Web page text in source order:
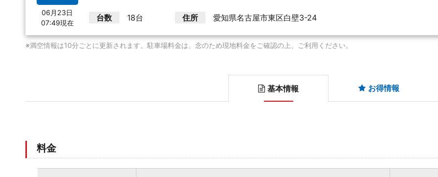
06月23日
07:49現在
台数 18台 住所 愛知県名古屋市東区白壁3-24
※満空情報は10分ごとに更新されます。駐車場料金は、念のため現地料金をご確認の上、ご利用ください。
基本情報 お得情報
料金